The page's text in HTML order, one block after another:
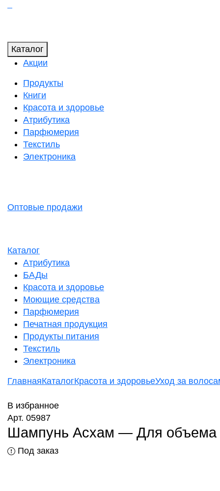
Каталог
Акции
Продукты
Книги
Красота и здоровье
Атрибутика
Парфюмерия
Текстиль
Электроника
Оптовые продажи
Каталог
Атрибутика
БАДы
Красота и здоровье
Моющие средства
Парфюмерия
Печатная продукция
Продукты питания
Текстиль
Электроника
ГлавнаяКаталогКрасота и здоровьеУход за
В избранное
Арт. 05987
Шампунь Асхам — Для объема
Под заказ